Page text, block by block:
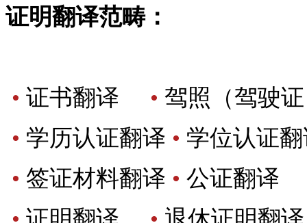
证明翻译范畴：
• 证书翻译 • 驾照（驾驶
• 学历认证翻译 • 学位认
• 签证材料翻译 • 公证